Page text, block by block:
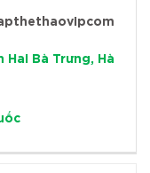
Hai Bà Trưng, Hà